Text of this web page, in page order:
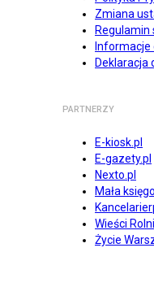
Zmiana
Regulamin
Informacje
Deklaracja
PARTNERZY
E-kiosk.pl
E-gazety.pl
Nexto.pl
Mała
Wieści
Życie